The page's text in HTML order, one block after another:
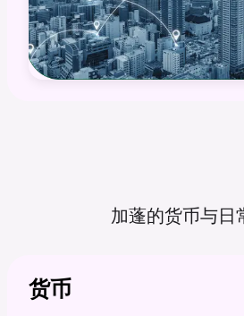
加蓬的货币与日
货币